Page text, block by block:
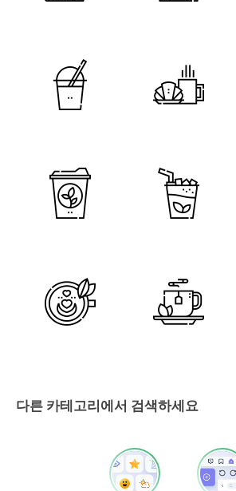
다른 카테고리에서 검색하세요